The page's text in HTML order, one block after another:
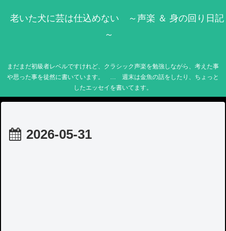
老いた犬に芸は仕込めない ～声楽 ＆ 身の回り日記
～
まだまだ初級者レベルですけれど、クラシック声楽を勉強しながら、考えた事
や思った事を徒然に書いています。 … 週末は金魚の話をしたり、ちょっと
したエッセイを書いてます。
2026-05-31